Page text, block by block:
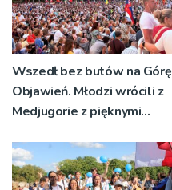
Wszedł bez butów na Górę
Objawień. Młodzi wrócili z
Medjugorie z pięknymi